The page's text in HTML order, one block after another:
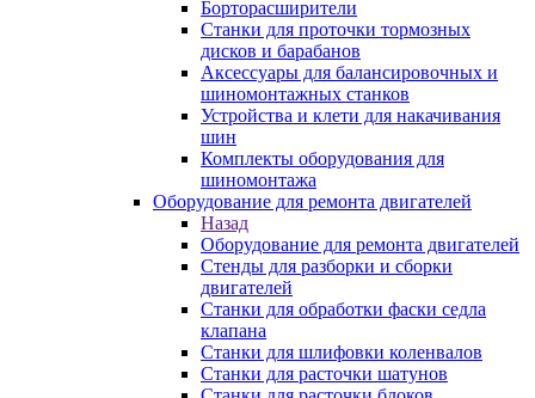
Борторасширители
Станки для проточки тормозных
дисков и барабанов
Аксессуары для балансировочных и
шиномонтажных станков
Устройства и клети для накачивания
шин
Комплекты оборудования для
шиномонтажа
Оборудование для ремонта двигателей
Назад
Оборудование для ремонта двигателей
Стенды для разборки и сборки
двигателей
Станки для обработки фаски седла
клапана
Станки для шлифовки коленвалов
Станки для расточки шатунов